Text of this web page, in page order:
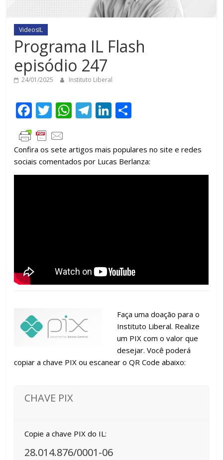
VideosIL
Programa IL Flash
episódio 247
24/01/2025 Instituto Liberal
F
ac
e
b
o
T
w
itt
er
W
at
s
A
T
gr
a
Li
e
dI
p
ar
Confira os sete artigos mais populares no site e redes
sociais comentados por Lucas Berlanza:
Faça uma doação para o
Instituto Liberal. Realize
um PIX com o valor que
desejar. Você poderá
copiar a chave PIX ou escanear o QR Code abaixo:
CHAVE PIX
Copie a chave PIX do IL:
28.014.876/0001-06